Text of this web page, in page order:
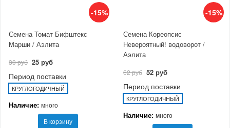
-15%
Семена Томат Бифштекс
Марши / Аэлита
30 руб 25 руб
Период поставки
КРУГЛОГОДИЧНЫЙ
Наличие: много
В корзину
-15%
Семена Кореопсис
Невероятный! водоворот /
Аэлита
62 руб 52 руб
Период поставки
КРУГЛОГОДИЧНЫЙ
Наличие: много